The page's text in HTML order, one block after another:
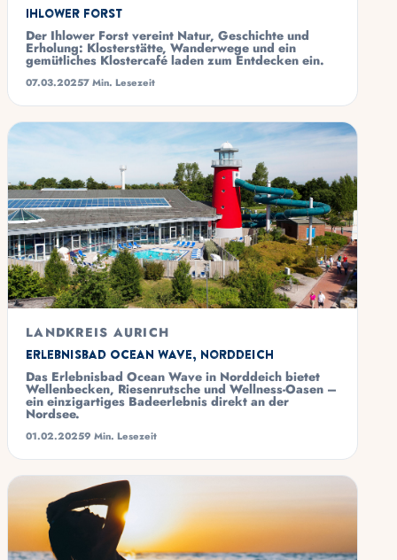
Ihlower Forst
Der Ihlower Forst vereint Natur, Geschichte und
Erholung: Klosterstätte, Wanderwege und ein
gemütliches Klostercafé laden zum Entdecken ein.
07.03.20257 Min. Lesezeit
LANDKREIS AURICH
Erlebnisbad Ocean Wave, Norddeich
Das Erlebnisbad Ocean Wave in Norddeich bietet
Wellenbecken, Riesenrutsche und Wellness-Oasen –
ein einzigartiges Badeerlebnis direkt an der
Nordsee.
01.02.20259 Min. Lesezeit